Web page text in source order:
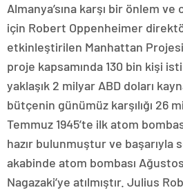
Almanya’sına karşı bir önlem ve
için Robert Oppenheimer
etkinleştirilen Manhattan
proje kapsamında 130 bin kişi
yaklaşık 2 milyar ABD doları
bütçenin günümüz karşılığı 26
Temmuz 1945’te ilk atom
hazır bulunmuştur ve başarıyla
akabinde atom bombası
Nagazaki’ye atılmıştır. Julius